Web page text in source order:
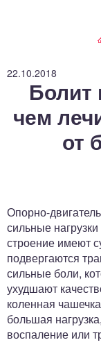
22.10.2018
Болит
чем
от
Опорно-
сильные
строение имеют
подвергаются
сильные боли,
ухудшают
коленная
большая
воспаление или